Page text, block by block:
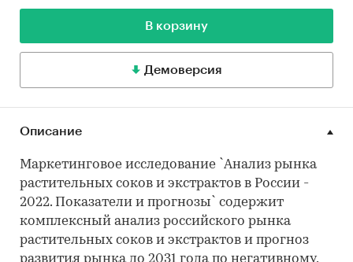
В корзину
Демоверсия
Описание
Маркетинговое исследование `Анализ рынка
растительных соков и экстрактов в России -
2022. Показатели и прогнозы` содержит
комплексный анализ российского рынка
растительных соков и экстрактов и прогноз
развития рынка до 2031 года по негативному,